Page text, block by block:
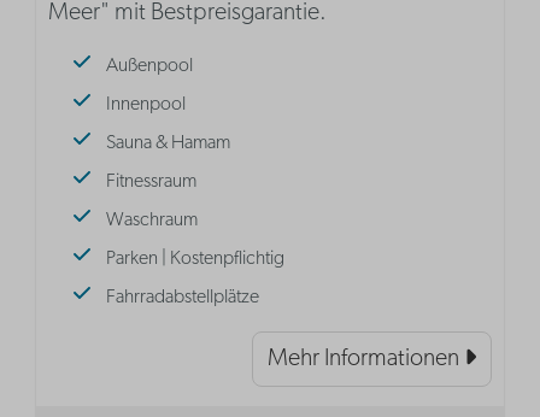
Meer" mit Bestpreisgarantie.
Außenpool
Innenpool
Sauna & Hamam
Fitnessraum
Waschraum
Parken | Kostenpflichtig
Fahrradabstellplätze
Mehr Informationen